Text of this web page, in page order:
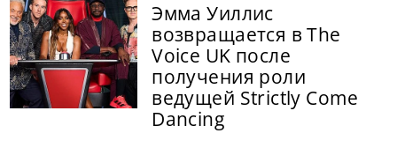
Эмма Уиллис
возвращается в The
Voice UK после
получения роли
ведущей Strictly Come
Dancing